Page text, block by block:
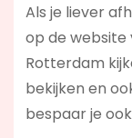
Als je liever
op de website
Rotterdam
bekijken en
bespaar je